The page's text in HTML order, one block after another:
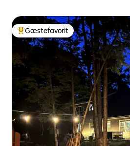
Bedste gæstefavorit
Gæstefavorit